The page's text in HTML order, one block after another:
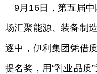
9月16日，第五届
场汇聚能源、装备制
逐中，伊利集团凭借
提名奖，用“乳业品质